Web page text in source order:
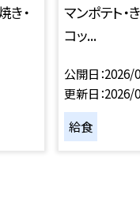
き・
マンポテト・
コッ...
公開日 2026/
更新日 2026/
給食